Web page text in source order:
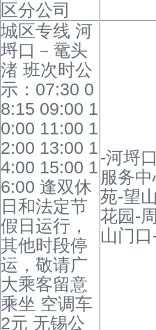
区分公司
城区专线 河
埒口－鼋头
渚 班次时公
示：07:30 0
8:15 09:00 1
0:00 11:00 1
2:00 13:00 1
4:00 15:00 1
6:00 逢双休
日和法定节
假日运行，
其他时段停
运，敬请广
大乘客留意
乘坐 空调车
2元 无锡公
-河埒
服务
苑-望
花园-
山门